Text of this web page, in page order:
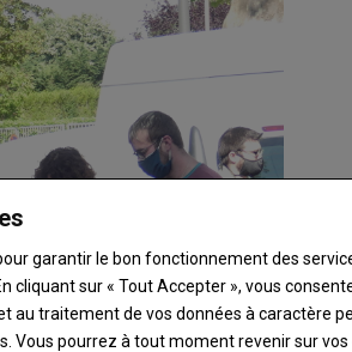
garantir le bon fonctionnement des
cliquant sur « Tout Accepter », vous
au traitement de vos données à caractère
Vous pourrez à tout moment revenir sur vos